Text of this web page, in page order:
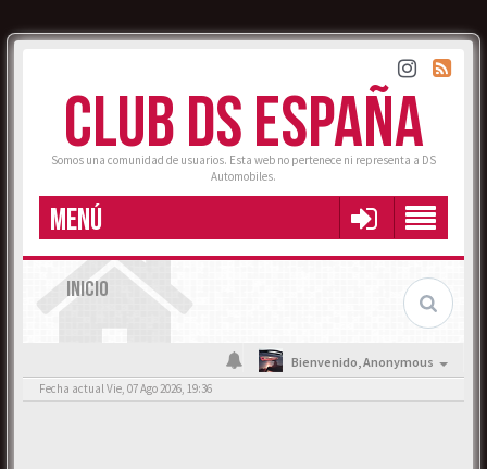
CLUB DS ESPAÑA
Somos una comunidad de usuarios. Esta web no pertenece ni representa a DS
Automobiles.
MENÚ
INICIO
Bienvenido,Anonymous
Fecha actual Vie, 07 Ago 2026, 19:36